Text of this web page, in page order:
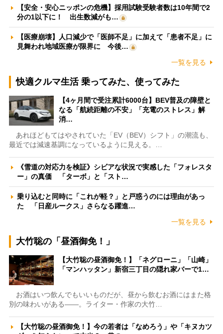
【安全・安心ニッポンの危機】採用試験受験者数は10年間で2
分の1以下に！ 出生数減がも…
【医療崩壊】人口減少で「医師不足」に加えて「患者不足」に
見舞われ地域医療が限界に 今後…
一覧を見る
快適クルマ生活 乗ってみた、使ってみた
【4ヶ月間で受注累計6000台】BEV普及の障壁と
なる「航続距離の不安」「充電のストレス」解
消…
あれほどもてはやされていた「EV（BEV）シフト」の潮流も、
最近では減速基調になっているように見える。…
《雪道の対応力を検証》シビアな状況で実感した「フォレスタ
ー」の真価 「ターボ」と「スト…
乗り込むと同時に「これが軽？」と戸惑うのには理由があっ
た 「日産ルークス」さらなる躍進…
一覧を見る
大竹聡の「昼酒御免！」
【大竹聡の昼酒御免！】「ネグローニ」「山崎」
「マンハッタン」新宿三丁目の隠れ家バーで1…
お酒はいつ飲んでもいいものだが、昼から飲むお酒にはまた格
別の味わいがある――。ライター・作家の大竹…
【大竹聡の昼酒御免！】今の若者は「なめろう」や「キヌカツ